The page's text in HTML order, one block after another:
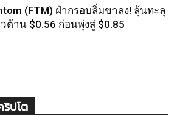
(FTM) ฝ่ากรอบลิ่มขาลง! ลุ้นทะลุ
ต้าน $0.56 ก่อนพุ่งสู่ $0.85
ริปโต